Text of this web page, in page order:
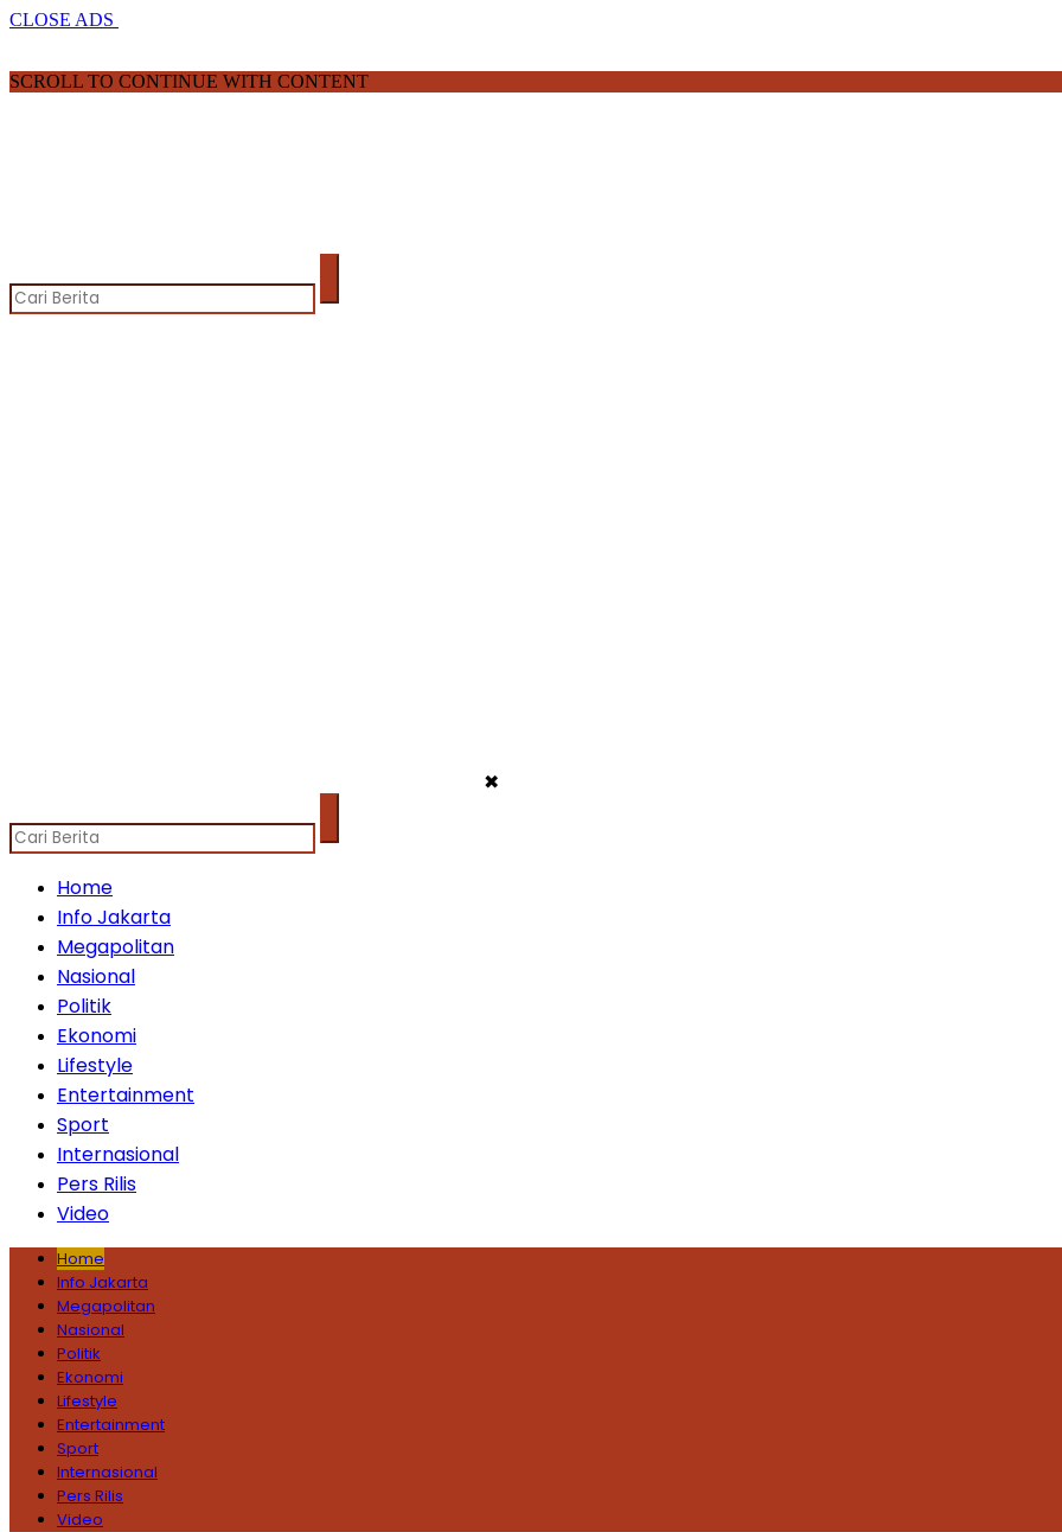
CLOSE ADS
SCROLL TO CONTINUE WITH CONTENT
✖
Home
Info Jakarta
Megapolitan
Nasional
Politik
Ekonomi
Lifestyle
Entertainment
Sport
Internasional
Pers Rilis
Video
Home
Info Jakarta
Megapolitan
Nasional
Politik
Ekonomi
Lifestyle
Entertainment
Sport
Internasional
Pers Rilis
Video